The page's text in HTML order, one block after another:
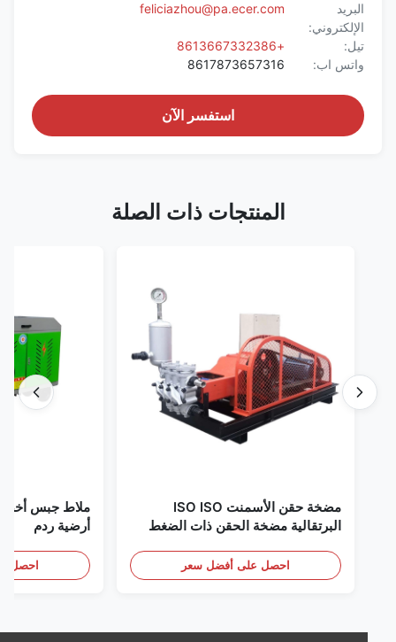
الإلكتروني:
feliciazhou@pa.ecer.com
واتس اب:
8617873657316
استفسر الآن
المنتجات ذات الصلة
مضخة حقن الأسمنت ISO ISO
البرتقالية مضخة الحقن ذات الضغط
احصل على أفضل سعر
أرضية ردم
احصل على